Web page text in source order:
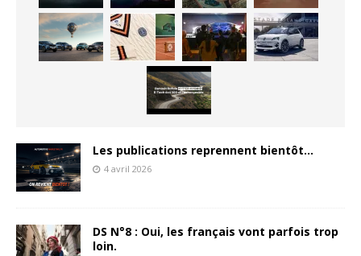
Les publications reprennent bientôt…
4 avril 2026
DS N°8 : Oui, les français vont parfois trop
loin.